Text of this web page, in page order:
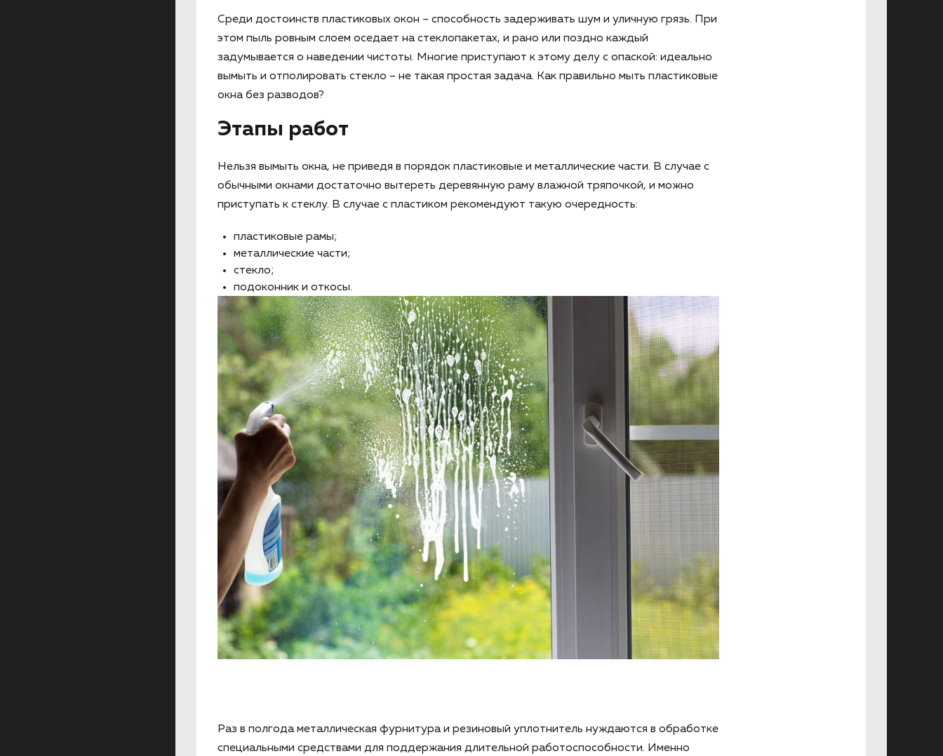
Среди достоинств пластиковых окон – способность задерживать шум и уличную грязь. При
этом пыль ровным слоем оседает на стеклопакетах, и рано или поздно каждый
задумывается о наведении чистоты. Многие приступают к этому делу с опаской: идеально
вымыть и отполировать стекло – не такая простая задача. Как правильно мыть пластиковые
окна без разводов?
Этапы работ
Нельзя вымыть окна, не приведя в порядок пластиковые и металлические части. В случае с
обычными окнами достаточно вытереть деревянную раму влажной тряпочкой, и можно
приступать к стеклу. В случае с пластиком рекомендуют такую очередность:
пластиковые рамы;
металлические части;
стекло;
подоконник и откосы.
Раз в полгода металлическая фурнитура и резиновый уплотнитель нуждаются в обработке
специальными средствами для поддержания длительной работоспособности. Именно